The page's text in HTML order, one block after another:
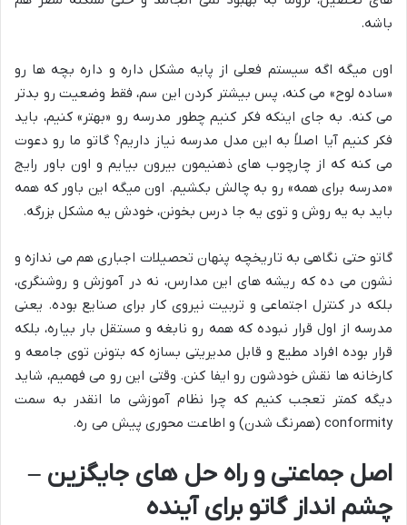
باشه.
اون میگه اگه سیستم فعلی از پایه مشکل داره و داره بچه ها رو
«ساده لوح» می کنه، پس بیشتر کردن این سم، فقط وضعیت رو بدتر
می کنه. به جای اینکه فکر کنیم چطور مدرسه رو «بهتر» کنیم، باید
فکر کنیم آیا اصلاً به این مدل مدرسه نیاز داریم؟ گاتو ما رو دعوت
می کنه که از چارچوب های ذهنیمون بیرون بیایم و اون باور رایج
«مدرسه برای همه» رو به چالش بکشیم. اون میگه این باور که همه
باید به یه روش و توی یه جا درس بخونن، خودش یه مشکل بزرگه.
گاتو حتی نگاهی به تاریخچه پنهان تحصیلات اجباری هم می ندازه و
نشون می ده که ریشه های این مدارس، نه در آموزش و روشنگری،
بلکه در کنترل اجتماعی و تربیت نیروی کار برای صنایع بوده. یعنی
مدرسه از اول قرار نبوده که همه رو نابغه و مستقل بار بیاره، بلکه
قرار بوده افراد مطیع و قابل مدیریتی بسازه که بتونن توی جامعه و
کارخانه ها نقش خودشون رو ایفا کنن. وقتی این رو می فهمیم، شاید
دیگه کمتر تعجب کنیم که چرا نظام آموزشی ما انقدر به سمت
conformity (همرنگ شدن) و اطاعت محوری پیش می ره.
اصل جماعتی و راه حل های جایگزین –
چشم انداز گاتو برای آینده